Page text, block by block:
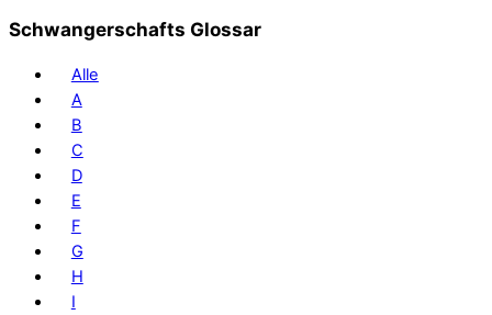
Schwangerschafts Glossar
Alle
A
B
C
D
E
F
G
H
I